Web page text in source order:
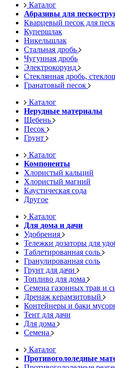
Каталог
Абразивы для
Кварцевый песок для
Купершлак
Никельшлак
Стальная дробь
Чугунная дробь
Электрокорунд
Стеклянная дробь,
Гранатовый песок
Каталог
Нерудные материалы
Щебень
Песок
Грунт
Каталог
Компоненты
Хлористый кальций
Хлористый магний
Каустическая сода
Другое
Каталог
Для дома и дачи
Удобрения
Тележки дозаторы для
Таблетированная соль
Гранулированная соль
Грунт для дачи
Топливо для дома
Семена газонных трав и
Дренаж керамзитовый
Контейнеры и баки
Тент для дачи
Для дома
Семена
Каталог
Противогололедные